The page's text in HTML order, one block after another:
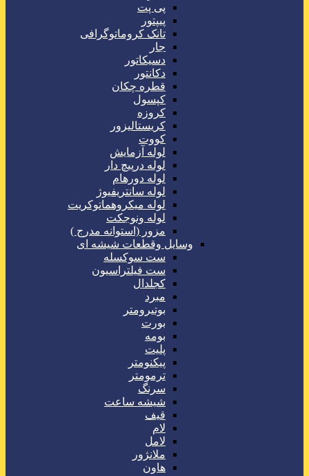
پی پت
پیپتور
تانک کروماتوگرافی
جار
دسیکاتور
دکانتور
قطره چکان
کپسول
کروزه
کریستالیزور
کووت
لوله آزمایش
لوله درپیچ دار
لوله دورهام
لوله سانتریفیوژ
لوله میکروهماتوکریت
لوله ونوجکت
مزور (استوانه مدرج )
وسایل وقطعات شیشه ای
ست سوکسله
ست فیلتراسیون
کجلدال
مبرد
بوتیرومتر
بورت
بومه
پلیت
پیکنومتر
ترمومتر
سرنگ
شیشه ساعت
قیف
لام
لامل
ملانژور
هاون